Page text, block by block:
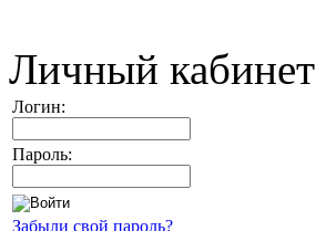
Личный кабинет
Логин:
Пароль:
Забыли свой пароль?